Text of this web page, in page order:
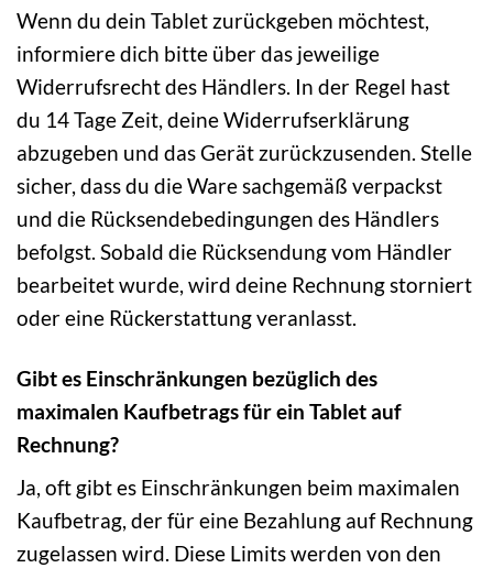
Wenn du dein Tablet zurückgeben möchtest,
informiere dich bitte über das jeweilige
Widerrufsrecht des Händlers. In der Regel hast
du 14 Tage Zeit, deine Widerrufserklärung
abzugeben und das Gerät zurückzusenden. Stelle
sicher, dass du die Ware sachgemäß verpackst
und die Rücksendebedingungen des Händlers
befolgst. Sobald die Rücksendung vom Händler
bearbeitet wurde, wird deine Rechnung storniert
oder eine Rückerstattung veranlasst.
Gibt es Einschränkungen bezüglich des
maximalen Kaufbetrags für ein Tablet auf
Rechnung?
Ja, oft gibt es Einschränkungen beim maximalen
Kaufbetrag, der für eine Bezahlung auf Rechnung
zugelassen wird. Diese Limits werden von den